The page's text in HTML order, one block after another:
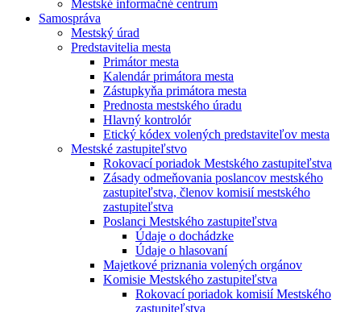
Mestské informačné centrum
Samospráva
Mestský úrad
Predstavitelia mesta
Primátor mesta
Kalendár primátora mesta
Zástupkyňa primátora mesta
Prednosta mestského úradu
Hlavný kontrolór
Etický kódex volených predstaviteľov mesta
Mestské zastupiteľstvo
Rokovací poriadok Mestského zastupiteľstva
Zásady odmeňovania poslancov mestského
zastupiteľstva, členov komisií mestského
zastupiteľstva
Poslanci Mestského zastupiteľstva
Údaje o dochádzke
Údaje o hlasovaní
Majetkové priznania volených orgánov
Komisie Mestského zastupiteľstva
Rokovací poriadok komisií Mestského
zastupiteľstva